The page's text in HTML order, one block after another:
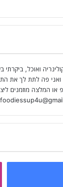
ואוכל,
פה לתת לך את
המלצה מוזמנים